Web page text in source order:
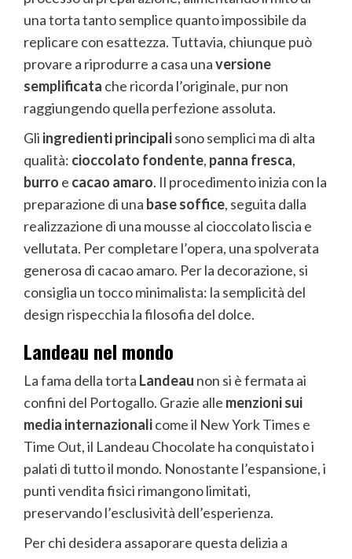
una torta tanto semplice quanto impossibile da
replicare con esattezza. Tuttavia, chiunque può
provare a riprodurre a casa unaversione
semplificata che ricorda l’originale, pur non
raggiungendo quella perfezione assoluta.
Gli ingredienti principalisono semplici ma di alta
qualità: cioccolato fondente, panna fresca,
burro e cacao amaro. Il procedimento inizia con la
preparazione di una base soffice, seguita dalla
realizzazione di una mousse al cioccolato liscia e
vellutata. Per completare l’opera, una spolverata
generosa di cacao amaro. Per la decorazione, si
consiglia un tocco minimalista: la semplicità del
design rispecchia la filosofia del dolce.
Landeau nel mondo
La fama della torta Landeau non si è fermata ai
confini del Portogallo. Grazie alle menzioni sui
media internazionalicome il New York Times e
Time Out, il Landeau Chocolate ha conquistato i
palati di tutto il mondo. Nonostante l’espansione, i
punti vendita fisici rimangono limitati,
preservando l’esclusività dell’esperienza.
Per chi desidera assaporare questa delizia a